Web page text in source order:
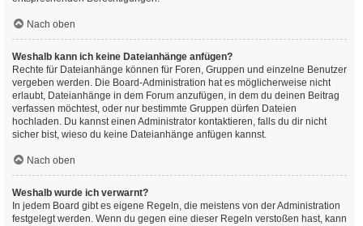
Nach oben
Weshalb kann ich keine Dateianhänge anfügen?
Rechte für Dateianhänge können für Foren, Gruppen und einzelne Benutzer
vergeben werden. Die Board-Administration hat es möglicherweise nicht
erlaubt, Dateianhänge in dem Forum anzufügen, in dem du deinen Beitrag
verfassen möchtest, oder nur bestimmte Gruppen dürfen Dateien
hochladen. Du kannst einen Administrator kontaktieren, falls du dir nicht
sicher bist, wieso du keine Dateianhänge anfügen kannst.
Nach oben
Weshalb wurde ich verwarnt?
In jedem Board gibt es eigene Regeln, die meistens von der Administration
festgelegt werden. Wenn du gegen eine dieser Regeln verstoßen hast, kann